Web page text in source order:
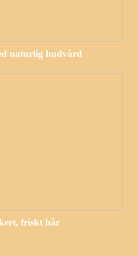
naturlig hudvård
friskt hår